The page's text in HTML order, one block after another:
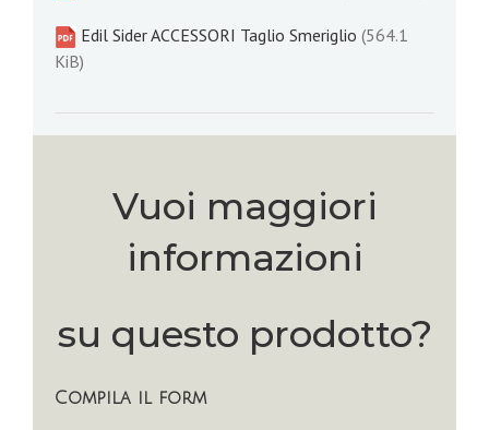
Edil Sider ACCESSORI Taglio Smeriglio (564.1
KiB)
Vuoi maggiori
informazioni
su questo prodotto?
Compila il form